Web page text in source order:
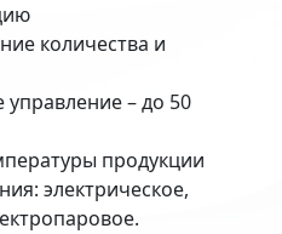
количества и
– до 50
продукции
электрическое,